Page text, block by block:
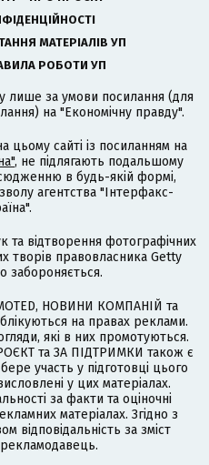
МАТЕРІАЛІВ УП
РОБОТИ УП
лише за умови посилання (для
на "Економічну правду".
цьому сайті із посиланням на
, не підлягають подальшому
в будь-якій формі,
агентства "Інтерфакс-
та відтворення фотографічних
творів правовласника Getty
забороняється.
НОВИНИ КОМПАНІЙ та
на правах реклами.
які в них промотуються.
та ЗА ПІДТРИМКИ також є
участь у підготовці цього
у цих матеріалах.
за факти та оціночні
матеріалах. Згідно з
відповідальність за зміст